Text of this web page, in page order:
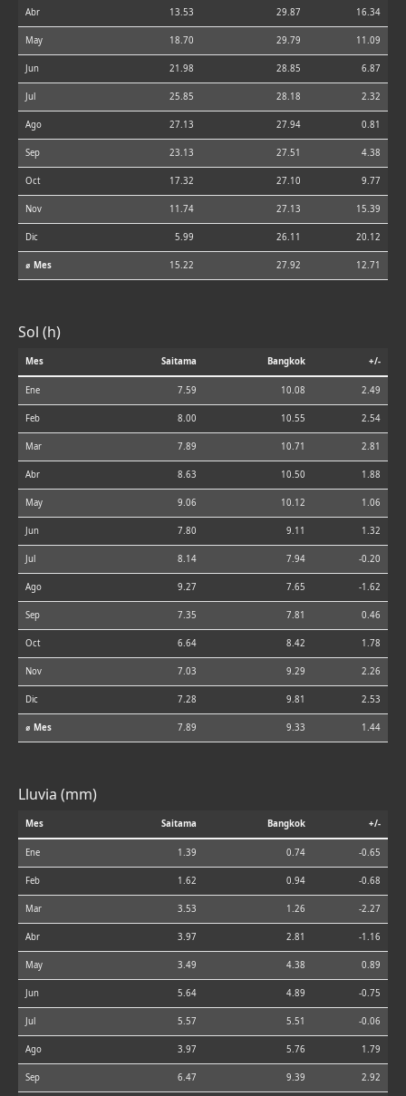
Abr 13.53 29.87 16.34
May 18.70 29.79 11.09
Jun 21.98 28.85 6.87
Jul 25.85 28.18 2.32
Ago 27.13 27.94 0.81
Sep 23.13 27.51 4.38
Oct 17.32 27.10 9.77
Nov 11.74 27.13 15.39
Dic 5.99 26.11 20.12
⌀ Mes 15.22 27.92 12.71
Sol (h)
Mes Saitama Bangkok +/-
Ene 7.59 10.08 2.49
Feb 8.00 10.55 2.54
Mar 7.89 10.71 2.81
Abr 8.63 10.50 1.88
May 9.06 10.12 1.06
Jun 7.80 9.11 1.32
Jul 8.14 7.94 -0.20
Ago 9.27 7.65 -1.62
Sep 7.35 7.81 0.46
Oct 6.64 8.42 1.78
Nov 7.03 9.29 2.26
Dic 7.28 9.81 2.53
⌀ Mes 7.89 9.33 1.44
Lluvia (mm)
Mes Saitama Bangkok +/-
Ene 1.39 0.74 -0.65
Feb 1.62 0.94 -0.68
Mar 3.53 1.26 -2.27
Abr 3.97 2.81 -1.16
May 3.49 4.38 0.89
Jun 5.64 4.89 -0.75
Jul 5.57 5.51 -0.06
Ago 3.97 5.76 1.79
Sep 6.47 9.39 2.92